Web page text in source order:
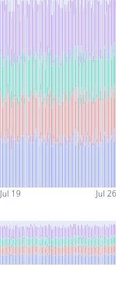
Jul 19 Jul